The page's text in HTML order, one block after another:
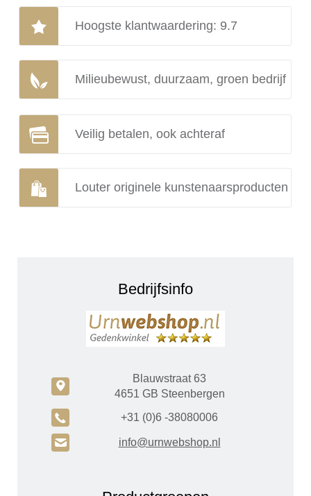
Hoogste klantwaardering: 9.7
Milieubewust, duurzaam, groen bedrijf
Veilig betalen, ook achteraf
Louter originele kunstenaarsproducten
Bedrijfsinfo
c
Blauwstraat 63
4651 GB Steenbergen
A +31 (0)6 -38080006
H info@urnwebshop.nl